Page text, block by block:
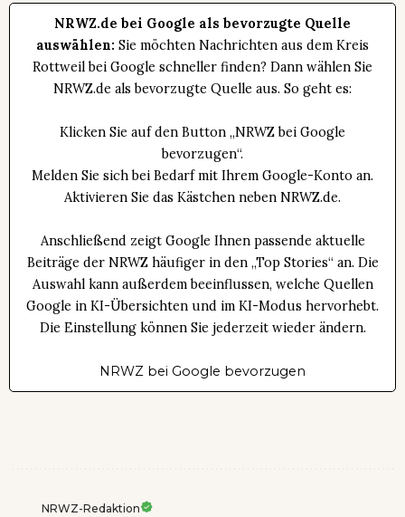
NRWZ.de bei Google als bevorzugte Quelle
auswählen: Sie möchten Nachrichten aus dem Kreis
Rottweil bei Google schneller finden? Dann wählen Sie
NRWZ.de als bevorzugte Quelle aus. So geht es:
Klicken Sie auf den Button „NRWZ bei Google
bevorzugen“.
Melden Sie sich bei Bedarf mit Ihrem Google-Konto an.
Aktivieren Sie das Kästchen neben NRWZ.de.
Anschließend zeigt Google Ihnen passende aktuelle
Beiträge der NRWZ häufiger in den „Top Stories“ an. Die
Auswahl kann außerdem beeinflussen, welche Quellen
Google in KI-Übersichten und im KI-Modus hervorhebt.
Die Einstellung können Sie jederzeit wieder ändern.
NRWZ bei Google bevorzugen
NRWZ-Redaktion